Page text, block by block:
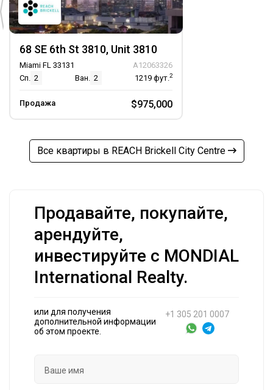
68 SE 6th St 3810, Unit 3810
Miami FL 33131
A12063326
Сп. 2 Ван. 2 1219 фут.2
Продажа $975,000
Все квартиры в REACH Brickell City Centre
Продавайте, покупайте,
арендуйте,
инвестируйте с MONDIAL
International Realty.
или для получения
дополнительной информации
об этом проекте.
+1 305 201 0007